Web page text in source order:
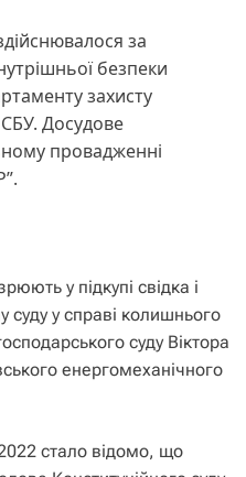
за
безпеки
захисту
Досудове
провадженні
у підкупі свідка і
суду у справі колишнього
суду Віктора
енергомеханічного
стало відомо, що